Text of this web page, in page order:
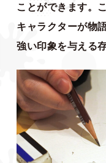
ことができます。
キャラクターが物
強い印象を与える